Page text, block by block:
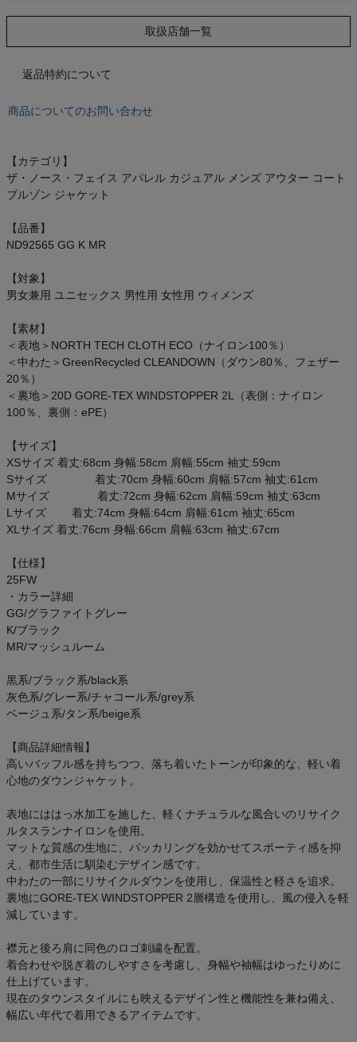
スポーツマリオTOP
お気に入り
ご利用ガイド
クーポン一覧
商品レビュー
プロテイン・サプリメントまとめ買い
アウトレットセール
スタッフブログ
取扱店舗一覧
返品特約について
商品についてのお問い合わせ
【カテゴリ】
ザ・ノース・フェイス アパレル カジュアル メンズ アウター コート
ブルゾン ジャケット
【品番】
ND92565 GG K MR
【対象】
男女兼用 ユニセックス 男性用 女性用 ウィメンズ
【素材】
＜表地＞NORTH TECH CLOTH ECO（ナイロン100％）
＜中わた＞GreenRecycled CLEANDOWN（ダウン80％、フェザー
20％）
＜裏地＞20D GORE-TEX WINDSTOPPER 2L（表側：ナイロン
100％、裏側：ePE）
【サイズ】
XSサイズ 着丈:68cm 身幅:58cm 肩幅:55cm 袖丈:59cm
Sサイズ 着丈:70cm 身幅:60cm 肩幅:57cm 袖丈:61cm
Mサイズ 着丈:72cm 身幅:62cm 肩幅:59cm 袖丈:63cm
Lサイズ 着丈:74cm 身幅:64cm 肩幅:61cm 袖丈:65cm
XLサイズ 着丈:76cm 身幅:66cm 肩幅:63cm 袖丈:67cm
【仕様】
25FW
・カラー詳細
GG/グラファイトグレー
K/ブラック
MR/マッシュルーム
黒系/ブラック系/black系
灰色系/グレー系/チャコール系/grey系
ベージュ系/タン系/beige系
【商品詳細情報】
高いバッフル感を持ちつつ、落ち着いたトーンが印象的な、軽い着
心地のダウンジャケット。
表地にははっ水加工を施した、軽くナチュラルな風合いのリサイク
ルタスランナイロンを使用。
マットな質感の生地に、パッカリングを効かせてスポーティ感を抑
え、都市生活に馴染むデザイン感です。
中わたの一部にリサイクルダウンを使用し、保温性と軽さを追求。
裏地にGORE-TEX WINDSTOPPER 2層構造を使用し、風の侵入を軽
減しています。
襟元と後ろ肩に同色のロゴ刺繍を配置。
着合わせや脱ぎ着のしやすさを考慮し、身幅や袖幅はゆったりめに
仕上げています。
現在のタウンスタイルにも映えるデザイン性と機能性を兼ね備え、
幅広い年代で着用できるアイテムです。